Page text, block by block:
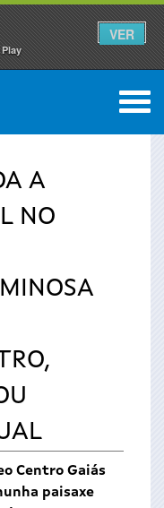
VER
0
A
NO
Centro Gaiás
paisaxe